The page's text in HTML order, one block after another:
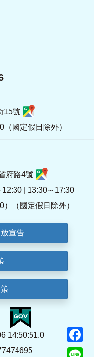
15號
國定假日除外）
府路4號
| 13:30～17:30
）（國定假日除外）
宣告
14:50:51.0